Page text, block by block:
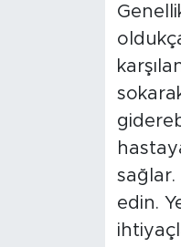
sağlar.
edin.